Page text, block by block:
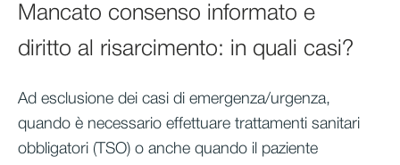
Mancato consenso informato e
diritto al risarcimento: in quali casi?
Ad esclusione dei casi di emergenza/urgenza,
quando è necessario effettuare trattamenti sanitari
obbligatori (TSO) o anche quando il paziente